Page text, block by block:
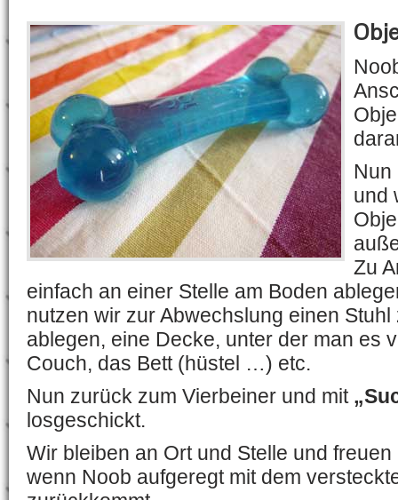
und
Zu
einfach an einer Stelle am Boden
nutzen wir zur Abwechslung einen Stuhl
ablegen, eine Decke, unter der man es
Couch, das Bett (hüstel …) etc.
Nun zurück zum Vierbeiner und mit
losgeschickt.
Wir bleiben an Ort und Stelle und
wenn Noob aufgeregt mit dem